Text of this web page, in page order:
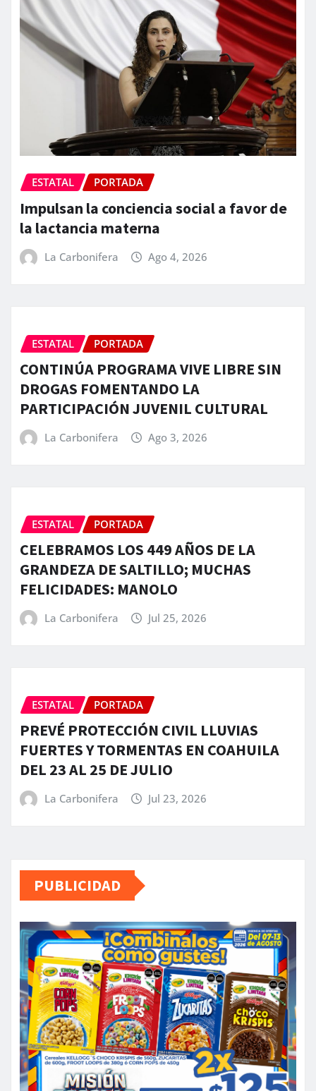
ESTATAL PORTADA
Impulsan la conciencia social a favor de
la lactancia materna
La Carbonifera Ago 4, 2026
ESTATAL PORTADA
CONTINÚA PROGRAMA VIVE LIBRE SIN
DROGAS FOMENTANDO LA
PARTICIPACIÓN JUVENIL CULTURAL
La Carbonifera Ago 3, 2026
ESTATAL PORTADA
CELEBRAMOS LOS 449 AÑOS DE LA
GRANDEZA DE SALTILLO; MUCHAS
FELICIDADES: MANOLO
La Carbonifera Jul 25, 2026
ESTATAL PORTADA
PREVÉ PROTECCIÓN CIVIL LLUVIAS
FUERTES Y TORMENTAS EN COAHUILA
DEL 23 AL 25 DE JULIO
La Carbonifera Jul 23, 2026
PUBLICIDAD